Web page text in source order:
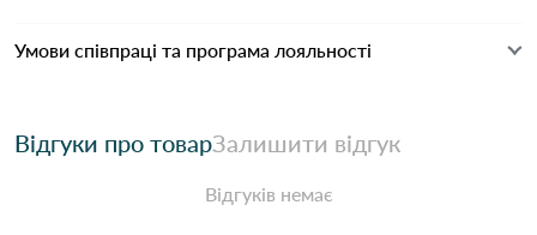
Умови співпраці та програма лояльності
Відгуки про товарЗалишити відгук
Відгуків немає